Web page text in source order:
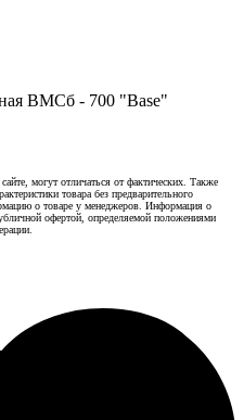
ВМСб - 700 "Base"
могут отличаться от фактических. Также
товара без предварительного
о товаре у менеджеров. Информация о
офертой, определяемой положениями